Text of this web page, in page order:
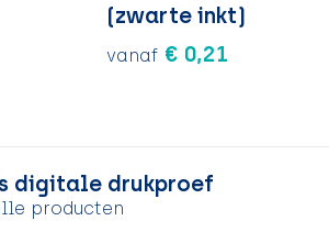
(zwarte inkt)
vanaf € 0,21
digitale drukproef
producten